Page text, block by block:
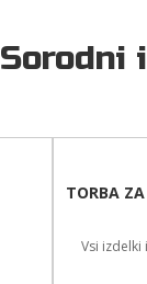
Sorodni
TORBA ZA
Vsi izdelki iz